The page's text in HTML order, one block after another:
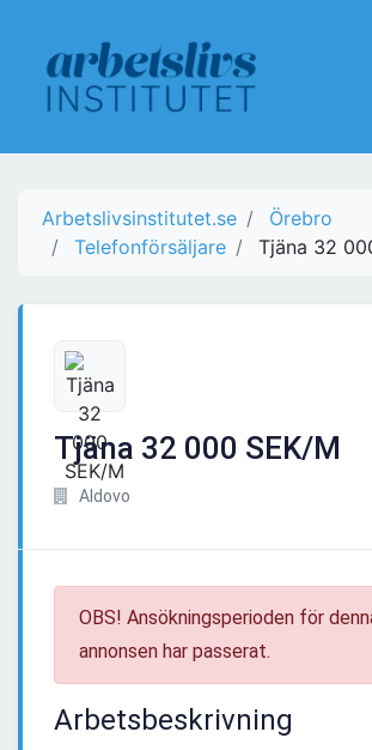
Arbetslivsinstitutet.se
Örebro
Telefonförsäljare
Tjäna 32
Tjäna 32 000 SEK/M
Aldovo
OBS! Ansökningsperioden för
annonsen har passerat.
Arbetsbeskrivning